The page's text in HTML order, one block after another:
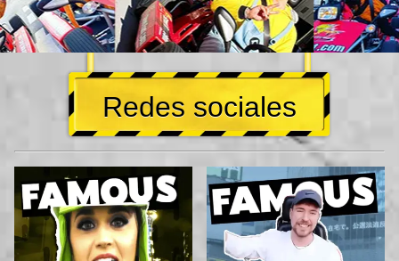
Redes sociales